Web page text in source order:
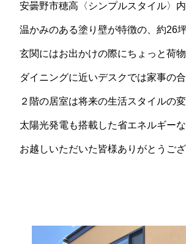
安曇野市穂高〈シンプルスタイル〉
温かみのある塗り壁が特徴の、約26
玄関にはお出かけの際にちょっと荷
ダイニングに近いデスクでは家事の
２階の居室は将来の生活スタイルの
太陽光発電も搭載した省エネルギー
お越しいただいた皆様ありがとうござ